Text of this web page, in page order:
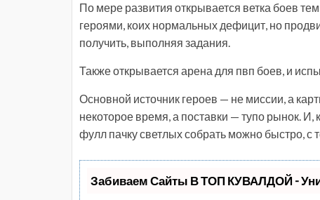
По мере развития открывается ветка боев
героями, коих нормальных дефицит, но
получить, выполняя задания.
Также открывается арена для пвп боев, и
Основной источник героев — не миссии, а
некоторое время, а поставки — тупо рынок. И,
фулл пачку светлых собрать можно быстро,
Забиваем Сайты В ТОП КУВАЛДОЙ -